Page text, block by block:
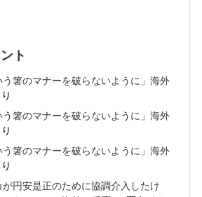
ト
う箸のマナーを破らないように」海外
う箸のマナーを破らないように」海外
う箸のマナーを破らないように」海外
が円安是正のために協調介入したけ